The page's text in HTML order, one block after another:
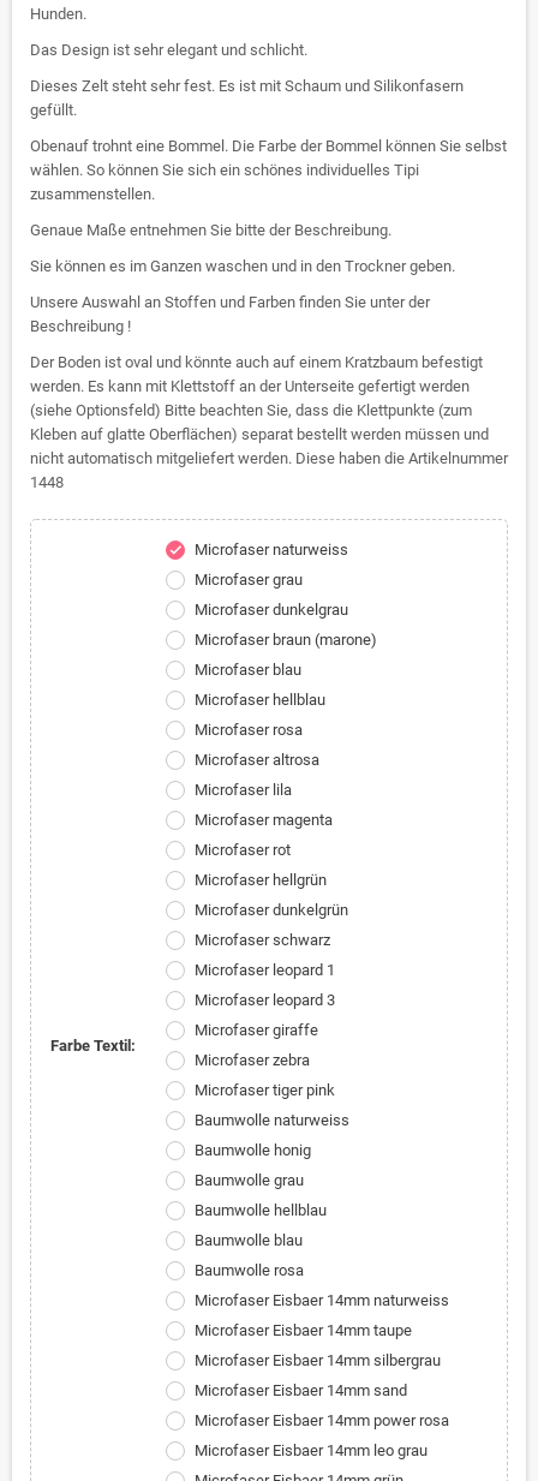
Hunden.
Das Design ist sehr elegant und schlicht.
Dieses Zelt steht sehr fest. Es ist mit Schaum und Silikonfasern
gefüllt.
Obenauf trohnt eine Bommel. Die Farbe der Bommel können Sie selbst
wählen. So können Sie sich ein schönes individuelles Tipi
zusammenstellen.
Genaue Maße entnehmen Sie bitte der Beschreibung.
Sie können es im Ganzen waschen und in den Trockner geben.
Unsere Auswahl an Stoffen und Farben finden Sie unter der
Beschreibung !
Der Boden ist oval und könnte auch auf einem Kratzbaum befestigt
werden. Es kann mit Klettstoff an der Unterseite gefertigt werden
(siehe Optionsfeld) Bitte beachten Sie, dass die Klettpunkte (zum
Kleben auf glatte Oberflächen) separat bestellt werden müssen und
nicht automatisch mitgeliefert werden. Diese haben die Artikelnummer
1448
Farbe Textil:
check
Microfaser naturweiss
Microfaser grau
Microfaser dunkelgrau
Microfaser braun (marone)
Microfaser blau
Microfaser hellblau
Microfaser rosa
Microfaser altrosa
Microfaser lila
Microfaser magenta
Microfaser rot
Microfaser hellgrün
Microfaser dunkelgrün
Microfaser schwarz
Microfaser leopard 1
Microfaser leopard 3
Microfaser giraffe
Microfaser zebra
Microfaser tiger pink
Baumwolle naturweiss
Baumwolle honig
Baumwolle grau
Baumwolle hellblau
Baumwolle blau
Baumwolle rosa
Microfaser Eisbaer 14mm naturweiss
Microfaser Eisbaer 14mm taupe
Microfaser Eisbaer 14mm silbergrau
Microfaser Eisbaer 14mm sand
Microfaser Eisbaer 14mm power rosa
Microfaser Eisbaer 14mm leo grau